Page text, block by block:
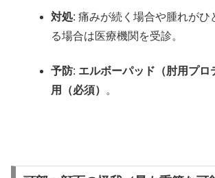
対処: 痛みが続く場合や腫れがひ
る場合は医療機関を受診。
予防: エルボーパッド（肘用プロ
用（必須） 。